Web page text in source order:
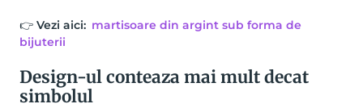
👉 Vezi aici: martisoare din argint sub forma de
bijuterii
Design-ul conteaza mai mult decat
simbolul